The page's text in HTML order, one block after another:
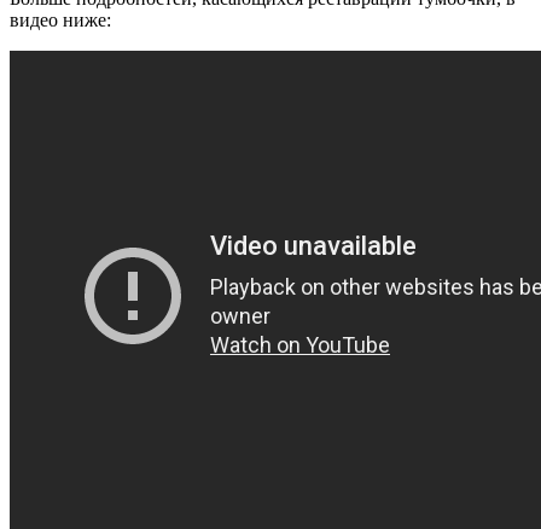
видео ниже: